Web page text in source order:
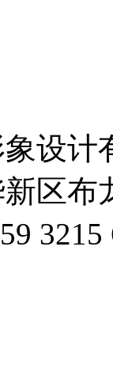
设计
区布
3215